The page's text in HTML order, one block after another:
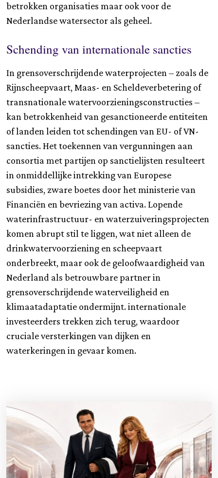
betrokken organisaties maar ook voor de
Nederlandse watersector als geheel.
Schending van internationale sancties
In grensoverschrijdende waterprojecten – zoals de
Rijnscheepvaart, Maas- en Scheldeverbetering of
transnationale watervoorzieningsconstructies –
kan betrokkenheid van gesanctioneerde entiteiten
of landen leiden tot schendingen van EU- of VN-
sancties. Het toekennen van vergunningen aan
consortia met partijen op sanctielijsten resulteert
in onmiddellijke intrekking van Europese
subsidies, zware boetes door het ministerie van
Financiën en bevriezing van activa. Lopende
waterinfrastructuur- en waterzuiveringsprojecten
komen abrupt stil te liggen, wat niet alleen de
drinkwatervoorziening en scheepvaart
onderbreekt, maar ook de geloofwaardigheid van
Nederland als betrouwbare partner in
grensoverschrijdende waterveiligheid en
klimaatadaptatie ondermijnt. internationale
investeerders trekken zich terug, waardoor
cruciale versterkingen van dijken en
waterkeringen in gevaar komen.